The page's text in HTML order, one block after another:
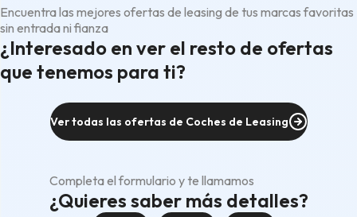
Encuentra las mejores ofertas de leasing de tus marcas favoritas
sin entrada ni fianza
¿Interesado en ver el resto de ofertas
que tenemos para ti?
Ver todas las ofertas de Coches de Leasing
Completa el formulario y te llamamos
¿Quieres saber más detalles?